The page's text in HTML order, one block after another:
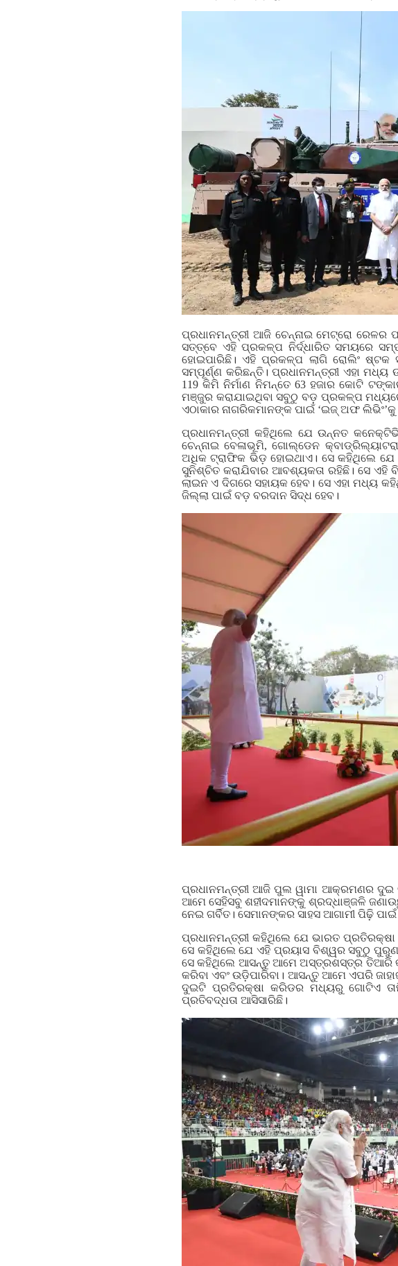
ପ୍ରଧାନମନ୍ତ୍ରୀ ଆଜି ଚେନ୍ନାଇ ମେଟ୍ରୋ
ସତ୍ତ୍ବେ ଏହି ପ୍ରକଳ୍ପ ନିର୍ଦ୍ଧାରିତ ସମୟରେ
ହୋଇପାରିଛି। ଏହି ପ୍ରକଳ୍ପ ଲାଗି ରୋଲିଂ ଷ୍ଟକ
ସମ୍ପୂର୍ଣ୍ଣ କରିଛନ୍ତି। ପ୍ରଧାନମନ୍ତ୍ରୀ ଏହା
119 କିମି ନିର୍ମାଣ ନିମନ୍ତେ 63 ହଜାର କୋଟି
ମଞ୍ଜୁର କରାଯାଇଥିବା ସବୁଠୁ ବଡ଼ ପ୍ରକଳ୍ପ
ଏଠାକାର ନାଗରିକମାନଙ୍କ ପାଇଁ ‘ଇଜ୍ ଅଫ
ପ୍ରଧାନମନ୍ତ୍ରୀ କହିଥିଲେ ଯେ ଉନ୍ନତ
ଚେନ୍ନାଇ ବେଳାଭୂମି, ଗୋଲ୍ଡେନ
ଅଧିକ ଟ୍ରାଫିକ ଭିଡ଼ ହୋଇଥାଏ। ସେ କହିଥିଲେ ଯେ
ସୁନିଶ୍ଚିତ କରାଯିବାର ଆବଶ୍ୟକତା ରହିଛି। ସେ ଏହି
ଲାଇନ ଏ ଦିଗରେ ସହାୟକ ହେବ। ସେ ଏହା
ଜିଲ୍ଲା ପାଇଁ ବଡ଼ ବରଦାନ ସିଦ୍ଧ ହେବ।
ପ୍ରଧାନମନ୍ତ୍ରୀ ଆଜି ପୁଲ ୱାମା ଆକ୍ରମଣର ଦୁଇ
ଆମେ ସେହିସବୁ ଶହୀଦମାନଙ୍କୁ ଶ୍ରଦ୍ଧାଞ୍ଜଳି
ନେଇ ଗର୍ବିତ। ସେମାନଙ୍କର ସାହସ ଆଗାମୀ ପିଢ଼ି
ପ୍ରଧାନମନ୍ତ୍ରୀ କହିଥିଲେ ଯେ ଭାରତ
ସେ କହିଥିଲେ ଯେ ଏହି ପ୍ରୟାସ ବିଶ୍ୱର ସବୁଠୁ
ସେ କହିଥିଲେ ଆସନ୍ତୁ ଆମେ ଅସ୍ତ୍ରଶସ୍ତ୍ର ତିଆରି
କରିବା ଏବଂ ଉଡ଼ିପାରିବା। ଆସନ୍ତୁ ଆମେ ଏପରି
ଦୁଇଟି ପ୍ରତିରକ୍ଷା କରିଡର ମଧ୍ୟରୁ ଗୋଟିଏ
ପ୍ରତିବଦ୍ଧତା ଆସିସାରିଛି।